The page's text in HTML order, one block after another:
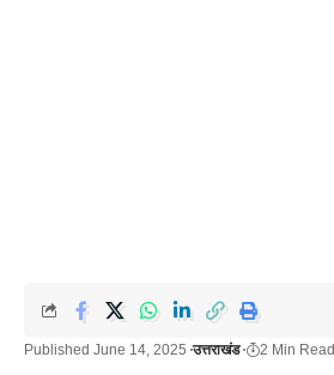
Published June 14, 2025 उत्तराखंड 2 Min Read